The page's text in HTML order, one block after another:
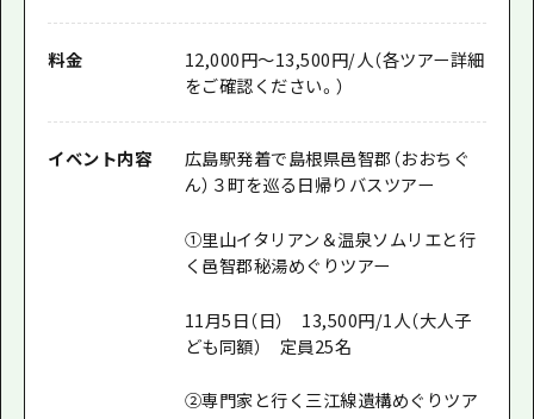
料金
12,000円～13,500円/人（各ツアー詳細
をご確認ください。）
イベント内容
広島駅発着で島根県邑智郡（おおちぐ
ん）３町を巡る日帰りバスツアー
①里山イタリアン＆温泉ソムリエと行
く邑智郡秘湯めぐりツアー
11月5日（日） 13,500円/1人（大人子
ども同額） 定員25名
②専門家と行く三江線遺構めぐりツア